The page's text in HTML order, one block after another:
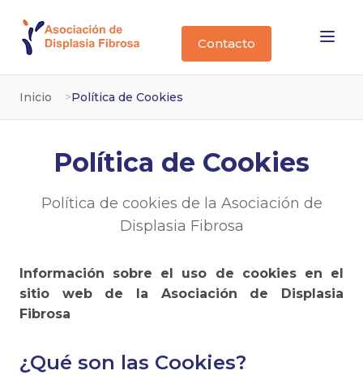
Contacto
Inicio Política de Cookies
Política de Cookies
Política de cookies de la Asociación de
Displasia Fibrosa
Información sobre el uso de cookies en el
sitio web de la Asociación de Displasia
Fibrosa
¿Qué son las Cookies?